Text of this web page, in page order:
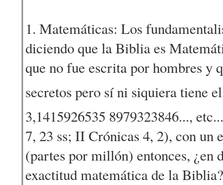
1. Matemáticas: Los
diciendo que la Biblia es
que no fue escrita por hombres y
secretos pero sí ni siquiera tiene
3,1415926535 8979323846...,
7, 23 ss; II Crónicas 4, 2), con un
(partes por millón) entonces, ¿en
exactitud matemática de la